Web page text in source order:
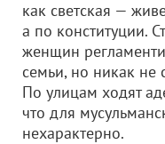
как светская —
а по конституции.
женщин
семьи, но никак
По улицам ходят
что для
нехарактерно.